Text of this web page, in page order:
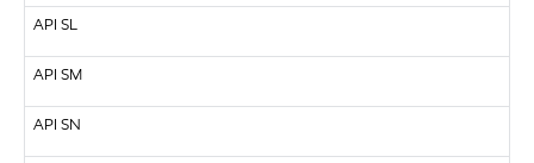
API SL
API SM
API SN